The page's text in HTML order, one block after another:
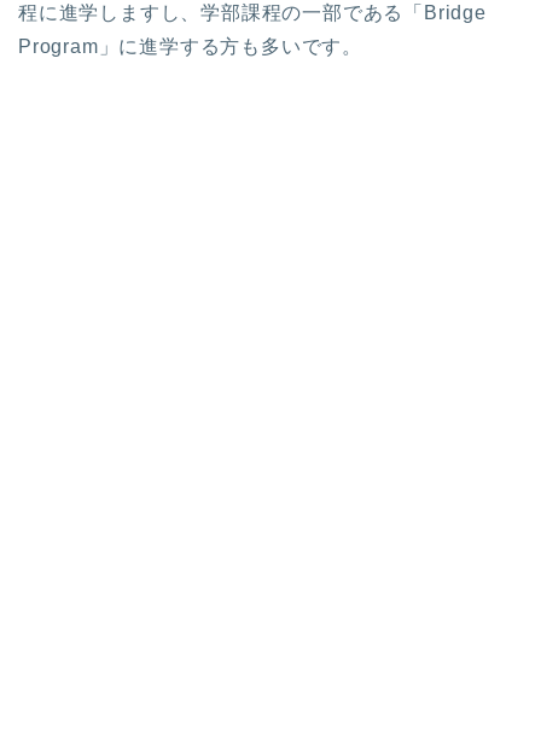
程に進学しますし、学部課程の一部である「Bridge
Program」に進学する方も多いです。